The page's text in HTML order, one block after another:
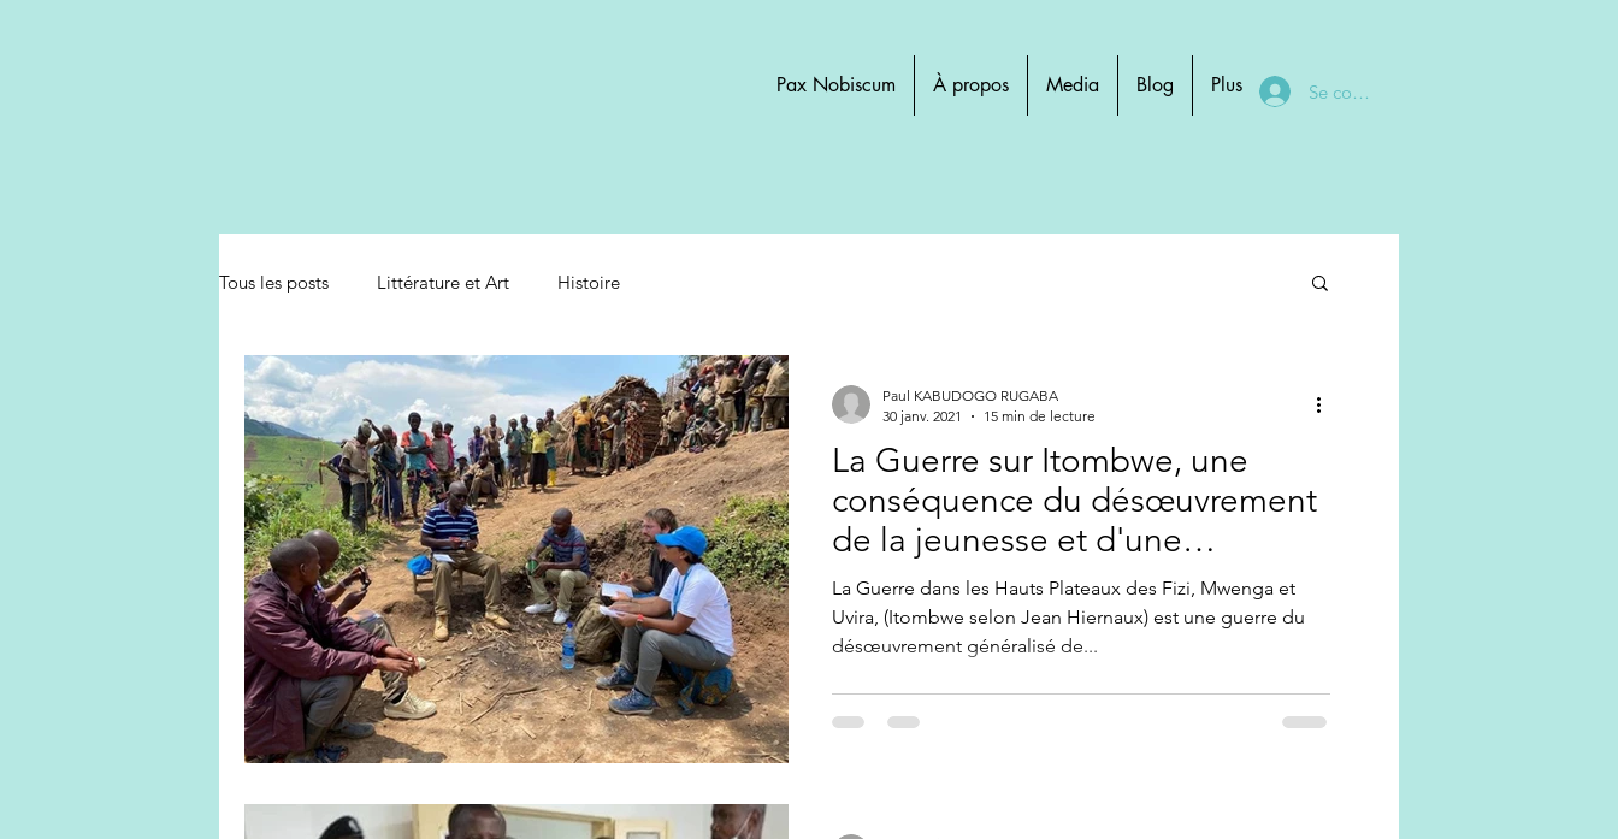
Pax Nobiscum À propos Media Blog Plus Se connecter
Tous les posts Littérature et Art Histoire
La Guerre sur Itombwe, une
conséquence du désœuvrement
de la jeunesse et d'une
mentalité rétrograde
La Guerre dans les Hauts Plateaux des Fizi, Mwenga et
Uvira, (Itombwe selon Jean Hiernaux) est une guerre du
désœuvrement généralisé de...
Paul KABUDOGO RUGABA
30 janv. 2021
15 min de lecture